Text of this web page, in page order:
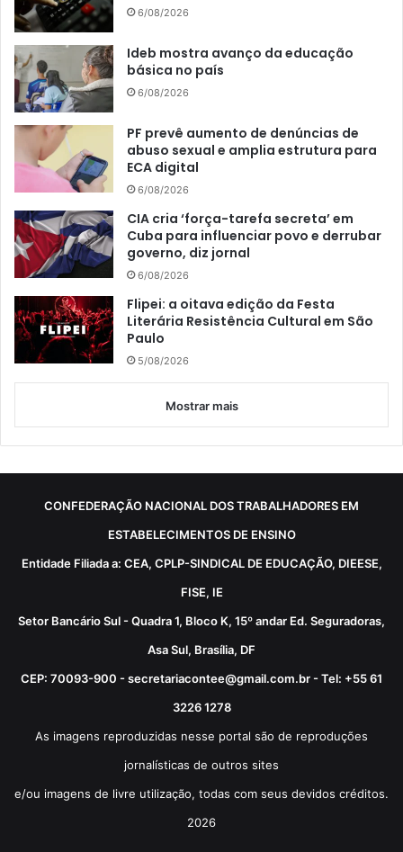
6/08/2026
Ideb mostra avanço da educação
básica no país
6/08/2026
PF prevê aumento de denúncias de
abuso sexual e amplia estrutura para
ECA digital
6/08/2026
CIA cria ‘força-tarefa secreta’ em
Cuba para influenciar povo e derrubar
governo, diz jornal
6/08/2026
Flipei: a oitava edição da Festa
Literária Resistência Cultural em São
Paulo
5/08/2026
Mostrar mais
CONFEDERAÇÃO NACIONAL DOS TRABALHADORES EM
ESTABELECIMENTOS DE ENSINO
Entidade Filiada a: CEA, CPLP-SINDICAL DE EDUCAÇÃO, DIEESE,
FISE, IE
Setor Bancário Sul - Quadra 1, Bloco K, 15º andar Ed. Seguradoras,
Asa Sul, Brasília, DF
CEP: 70093-900 - secretariacontee@gmail.com.br - Tel: +55 61
3226 1278
As imagens reproduzidas nesse portal são de reproduções
jornalísticas de outros sites
e/ou imagens de livre utilização, todas com seus devidos créditos.
2026